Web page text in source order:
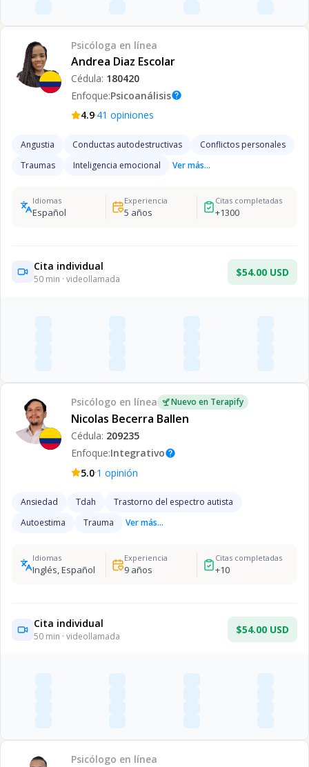
Psicóloga en línea
Andrea Diaz Escolar
Cédula: 180420
Enfoque:Psicoanálisishelp
4.9·41 opiniones
Angustia Conductas autodestructivas
Conflictos personales
Traumas
Inteligencia emocional Ver más...
Idiomas
Español
Experiencia
5 años
Citas completadas
+1300
Cita individual
50 min · videollamada
$54.00 USD
Psicólogo en línea Nuevo en Terapify
Nicolas Becerra Ballen
Cédula: 209235
Enfoque:Integrativohelp
5.0·1 opinión
Ansiedad Tdah
Trastorno del espectro autista
Autoestima
Trauma Ver más...
Idiomas
Inglés, Español
Experiencia
9años
Citas completadas
+10
Cita individual
50 min · videollamada
$54.00 USD
Psicólogo en línea